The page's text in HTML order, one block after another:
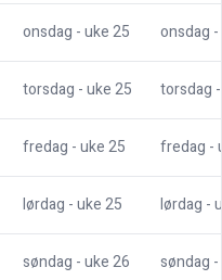
onsdag - uke25 onsdag
torsdag - uke25 torsdag
fredag - uke25 fredag -
lørdag - uke25 lørdag -
søndag - uke26 søndag